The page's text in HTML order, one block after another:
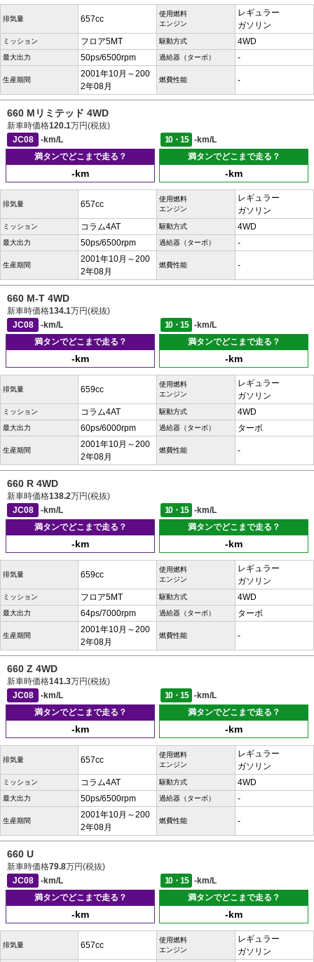
排気量 657cc
使用燃料
エンジン
レギュラー
ガソリン
ミッション フロア5MT 駆動方式 4WD
最大出力 50ps/6500rpm 過給器（ターボ） -
生産期間
2001年10月～200
2年08月
燃費性能 -
660 Mリミテッド 4WD
新車時価格120.1万円(税抜)
JC08
-km/L 10・15
-km/L
満タンでどこまで走る？
-km
満タンでどこまで走る？
-km
排気量 657cc
使用燃料
エンジン
レギュラー
ガソリン
ミッション コラム4AT 駆動方式 4WD
最大出力 50ps/6500rpm 過給器（ターボ） -
生産期間
2001年10月～200
2年08月
燃費性能 -
660 M-T 4WD
新車時価格134.1万円(税抜)
JC08
-km/L 10・15
-km/L
満タンでどこまで走る？
-km
満タンでどこまで走る？
-km
排気量 659cc
使用燃料
エンジン
レギュラー
ガソリン
ミッション コラム4AT 駆動方式 4WD
最大出力 60ps/6000rpm 過給器（ターボ） ターボ
生産期間
2001年10月～200
2年08月
燃費性能 -
660 R 4WD
新車時価格138.2万円(税抜)
JC08
-km/L 10・15
-km/L
満タンでどこまで走る？
-km
満タンでどこまで走る？
-km
排気量 659cc
使用燃料
エンジン
レギュラー
ガソリン
ミッション フロア5MT 駆動方式 4WD
最大出力 64ps/7000rpm 過給器（ターボ） ターボ
生産期間
2001年10月～200
2年08月
燃費性能 -
660 Z 4WD
新車時価格141.3万円(税抜)
JC08
-km/L 10・15
-km/L
満タンでどこまで走る？
-km
満タンでどこまで走る？
-km
排気量 657cc
使用燃料
エンジン
レギュラー
ガソリン
ミッション コラム4AT 駆動方式 4WD
最大出力 50ps/6500rpm 過給器（ターボ） -
生産期間
2001年10月～200
2年08月
燃費性能 -
660 U
新車時価格79.8万円(税抜)
JC08
-km/L 10・15
-km/L
満タンでどこまで走る？
-km
満タンでどこまで走る？
-km
排気量 657cc
使用燃料
エンジン
レギュラー
ガソリン